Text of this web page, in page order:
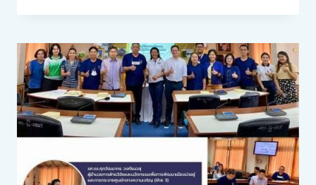
มอ.
ARV
ลงพื้น
ที่
ภาค
ใต้
เข้า
พบ
วิจัย
เทศบาล